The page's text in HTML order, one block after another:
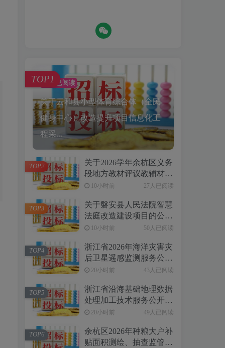
39人已阅读
关于云和县小型体育综合体（全民
健身中心）改造提升项目信息化工
程采...
TOP1
关于2026学年余杭区义务
段地方教材评议教辅材料
项目采购的公开招标公告
所有限公司]
10小时前 27人已阅读
TOP2
关于磐安县人民法院智慧
法庭改造建设项目的公开
招标公告[金华市政府采
10小时前 50人已阅读
TOP3
浙江省2026年海洋灾害灾
后卫星遥感监测服务公开
招标公告
20小时前 43人已阅读
TOP4
浙江省沿海基础地理数据
处理加工技术服务公开招
标公告
20小时前 49人已阅读
TOP5
余杭区2026年种粮大户补
贴面积测绘、抽查监管项
TOP6